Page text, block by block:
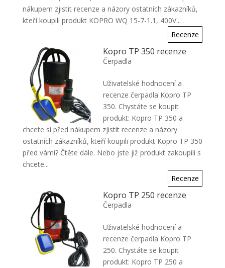
nákupem zjistit recenze a názory ostatních zákazníků,
kteří koupili produkt KOPRO WQ 15-7-1.1, 400V...
Recenze
Kopro TP 350 recenze
Čerpadla
Uživatelské hodnocení a
recenze čerpadla Kopro TP
350. Chystáte se koupit
produkt: Kopro TP 350 a
chcete si před nákupem zjistit recenze a názory
ostatních zákazníků, kteří koupili produkt Kopro TP 350
před vámi? Čtěte dále. Nebo jste již produkt zakoupili s
chcete...
Recenze
Kopro TP 250 recenze
Čerpadla
Uživatelské hodnocení a
recenze čerpadla Kopro TP
250. Chystáte se koupit
produkt: Kopro TP 250 a